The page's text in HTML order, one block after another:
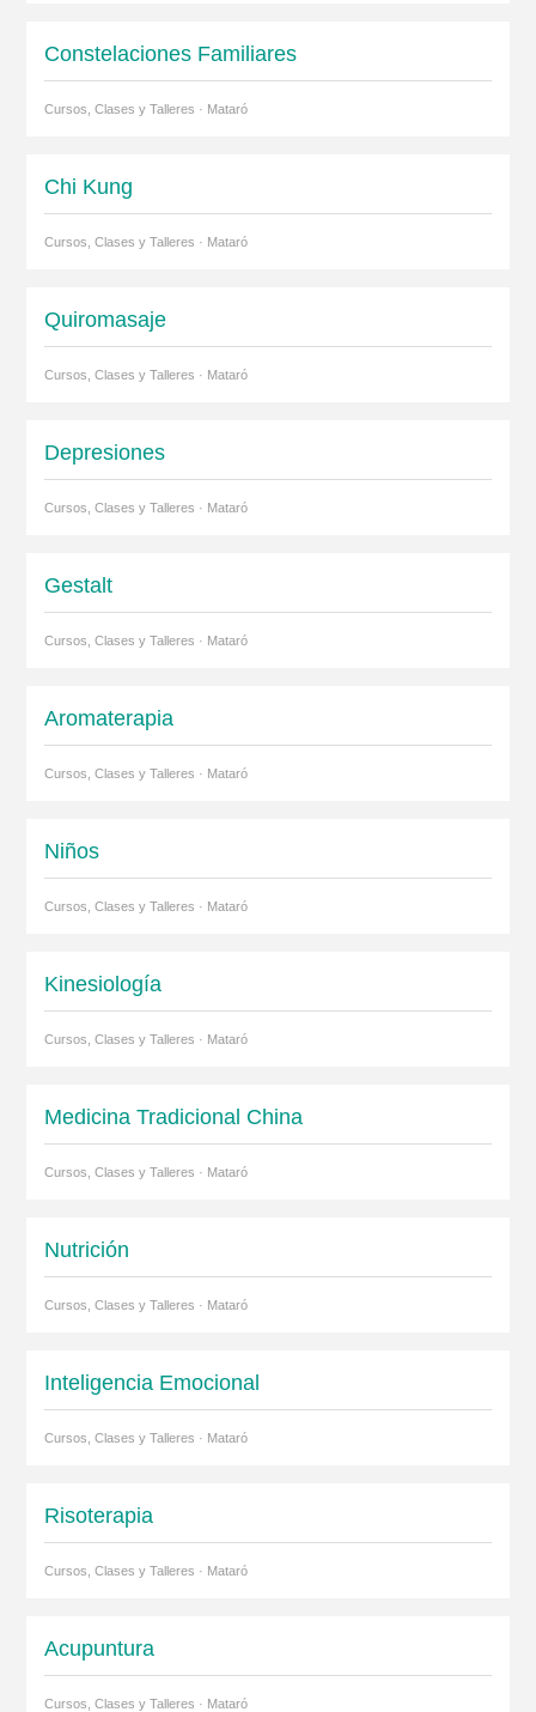
Constelaciones Familiares
Cursos, Clases y Talleres · Mataró
Chi Kung
Cursos, Clases y Talleres · Mataró
Quiromasaje
Cursos, Clases y Talleres · Mataró
Depresiones
Cursos, Clases y Talleres · Mataró
Gestalt
Cursos, Clases y Talleres · Mataró
Aromaterapia
Cursos, Clases y Talleres · Mataró
Niños
Cursos, Clases y Talleres · Mataró
Kinesiología
Cursos, Clases y Talleres · Mataró
Medicina Tradicional China
Cursos, Clases y Talleres · Mataró
Nutrición
Cursos, Clases y Talleres · Mataró
Inteligencia Emocional
Cursos, Clases y Talleres · Mataró
Risoterapia
Cursos, Clases y Talleres · Mataró
Acupuntura
Cursos, Clases y Talleres · Mataró